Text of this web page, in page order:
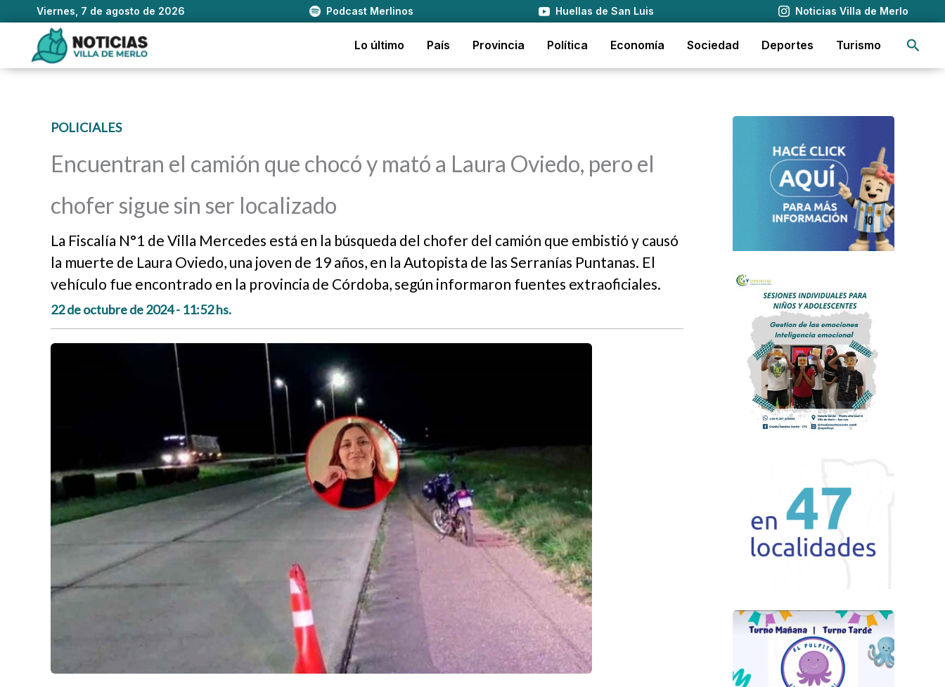
Viernes, 7 de agosto de 2026 Podcast Merlinos Huellas de San Luis Noticias Villa de Merlo
contenido
Lo último País Provincia Política Economía Sociedad Deportes Turismo
POLICIALES
Encuentran el camión que chocó y mató a Laura Oviedo, pero el
chofer sigue sin ser localizado
La Fiscalía N°1 de Villa Mercedes está en la búsqueda del chofer del camión que embistió y causó
la muerte de Laura Oviedo, una joven de 19 años, en la Autopista de las Serranías Puntanas. El
vehículo fue encontrado en la provincia de Córdoba, según informaron fuentes extraoficiales.
22 de octubre de 2024 - 11:52 hs.